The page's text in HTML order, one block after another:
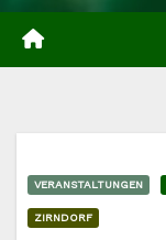
VERANSTALTUNGEN
ZIRNDORF